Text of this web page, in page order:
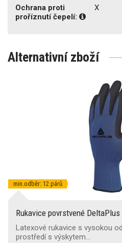
Ochrana proti
proříznutí čepelí:
X
Alternativní zboží
min.odběr: 12 párů
Rukavice povrstvené
Latexové rukavice s vysokou
prostředí s výskytem…